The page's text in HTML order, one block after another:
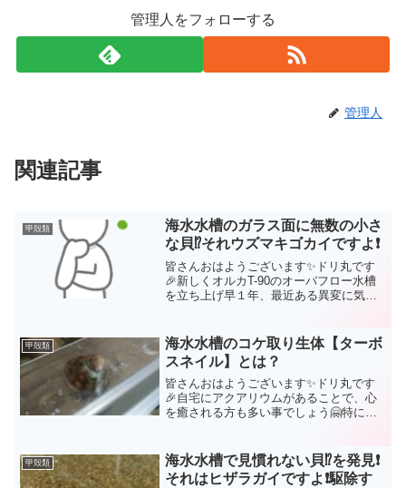
管理人をフォローする
管理人
関連記事
甲殻類
海水水槽のガラス面に無数の小さ
な貝⁉️それウズマキゴカイですよ❗
皆さんおはようございます✨ドリ丸です
🎉新しくオルカT-90のオーバフロー水槽
を立ち上げ早１年、最近ある異変に気付
けどこれは一体何？」海水水槽では入れ
たはずのない生物が度...
甲殻類
海水水槽のコケ取り生体【ターボ
スネイル】とは？
皆さんおはようございます✨ドリ丸です
🎉自宅にアクアリウムがあることで、心
を癒される方も多い事でしょう🤗特にそ
の個人的な意見です)しか～し❗その癒しを
阻害するものと言っ...
甲殻類
海水水槽で見慣れない貝⁉️を発見❗
それはヒザラガイですよ❗駆除す